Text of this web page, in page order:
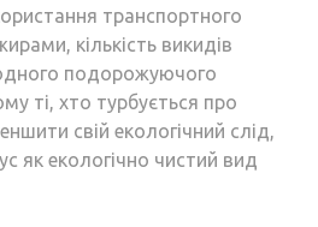
транспортного
кількість викидів
подорожуючого
ті, хто турбується про
свій екологічний слід,
як екологічно чистий вид